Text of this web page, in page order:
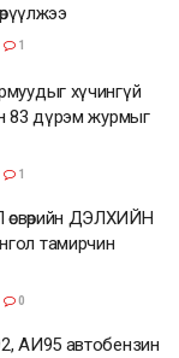
1
хүчингүй
83 дүрэм журмыг
1
ДЭЛХИЙН
тамирчин
0
АИ95 автобензин